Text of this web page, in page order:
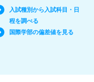
入試種別から入試科目・日
程を調べる
国際学部の偏差値を見る